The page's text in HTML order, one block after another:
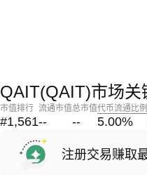
QAIT(QAIT)市场关
市值排行
#1,561
流通市值
--
总市值
--
代币流通比例
5.00%
注册交易赚取